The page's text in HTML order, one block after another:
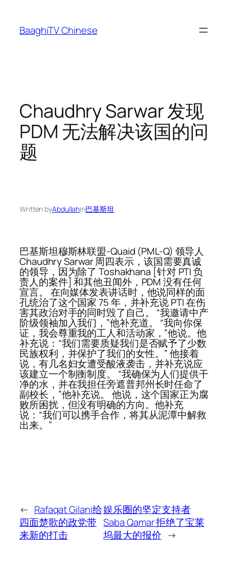
content
BaaghiTV Chinese
Chaudhry Sarwar 发现
PDM 无法解决该国的问
题
Written byAbdullahin巴基斯坦
巴基斯坦穆斯林联盟-Quaid (PML-Q) 领导人
Chaudhry Sarwar 周四表示，该国需要真诚
的领导，因为除了 Toshakhana [针对 PTI 负
责人的案件] 和其他丑闻外，PDM 没有任何
宣言。 在向媒体发表讲话时，他说同样的面
孔统治了这个国家 75 年，并补充说 PTI 在伤
害其政治对手的同时毁了自己。 “我邀请中产
阶级领袖加入我们，”他补充道。 “我向你保
证，我会尊重我的工人和活动家，”他说。他
补充说：“我们需要质疑我们是否赋予了少数
民族权利，并保护了我们的女性。” 他接着
说，有几名妇女遭受酸液袭击，并补充说应
该建立一个制衡制度。 “我确保为人们提供干
净的水，并在我担任旁遮普邦州长时任命了
副校长，”他补充说。 他说，这个国家正为腐
败所困扰，但没有明确的方向。他补充
说：“我们可以携手合作，将其从泥潭中解救
出来。”
← Rafaqat Gilani给
四面楚歌的政党带
来新的打击
娱乐圈的坚定支持者
Saba Qamar 拒绝了宝莱
坞最大的报价 →